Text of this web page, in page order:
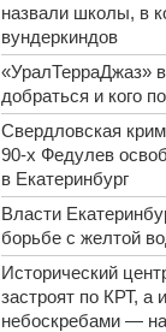
назвали школы, в
вундеркиндов
«УралТерраДжаз»
добраться и кого
Свердловская
90-х Федулев
в Екатеринбург
Власти
борьбе с желтой
Исторический
застроят по КРТ, а
небоскребами —